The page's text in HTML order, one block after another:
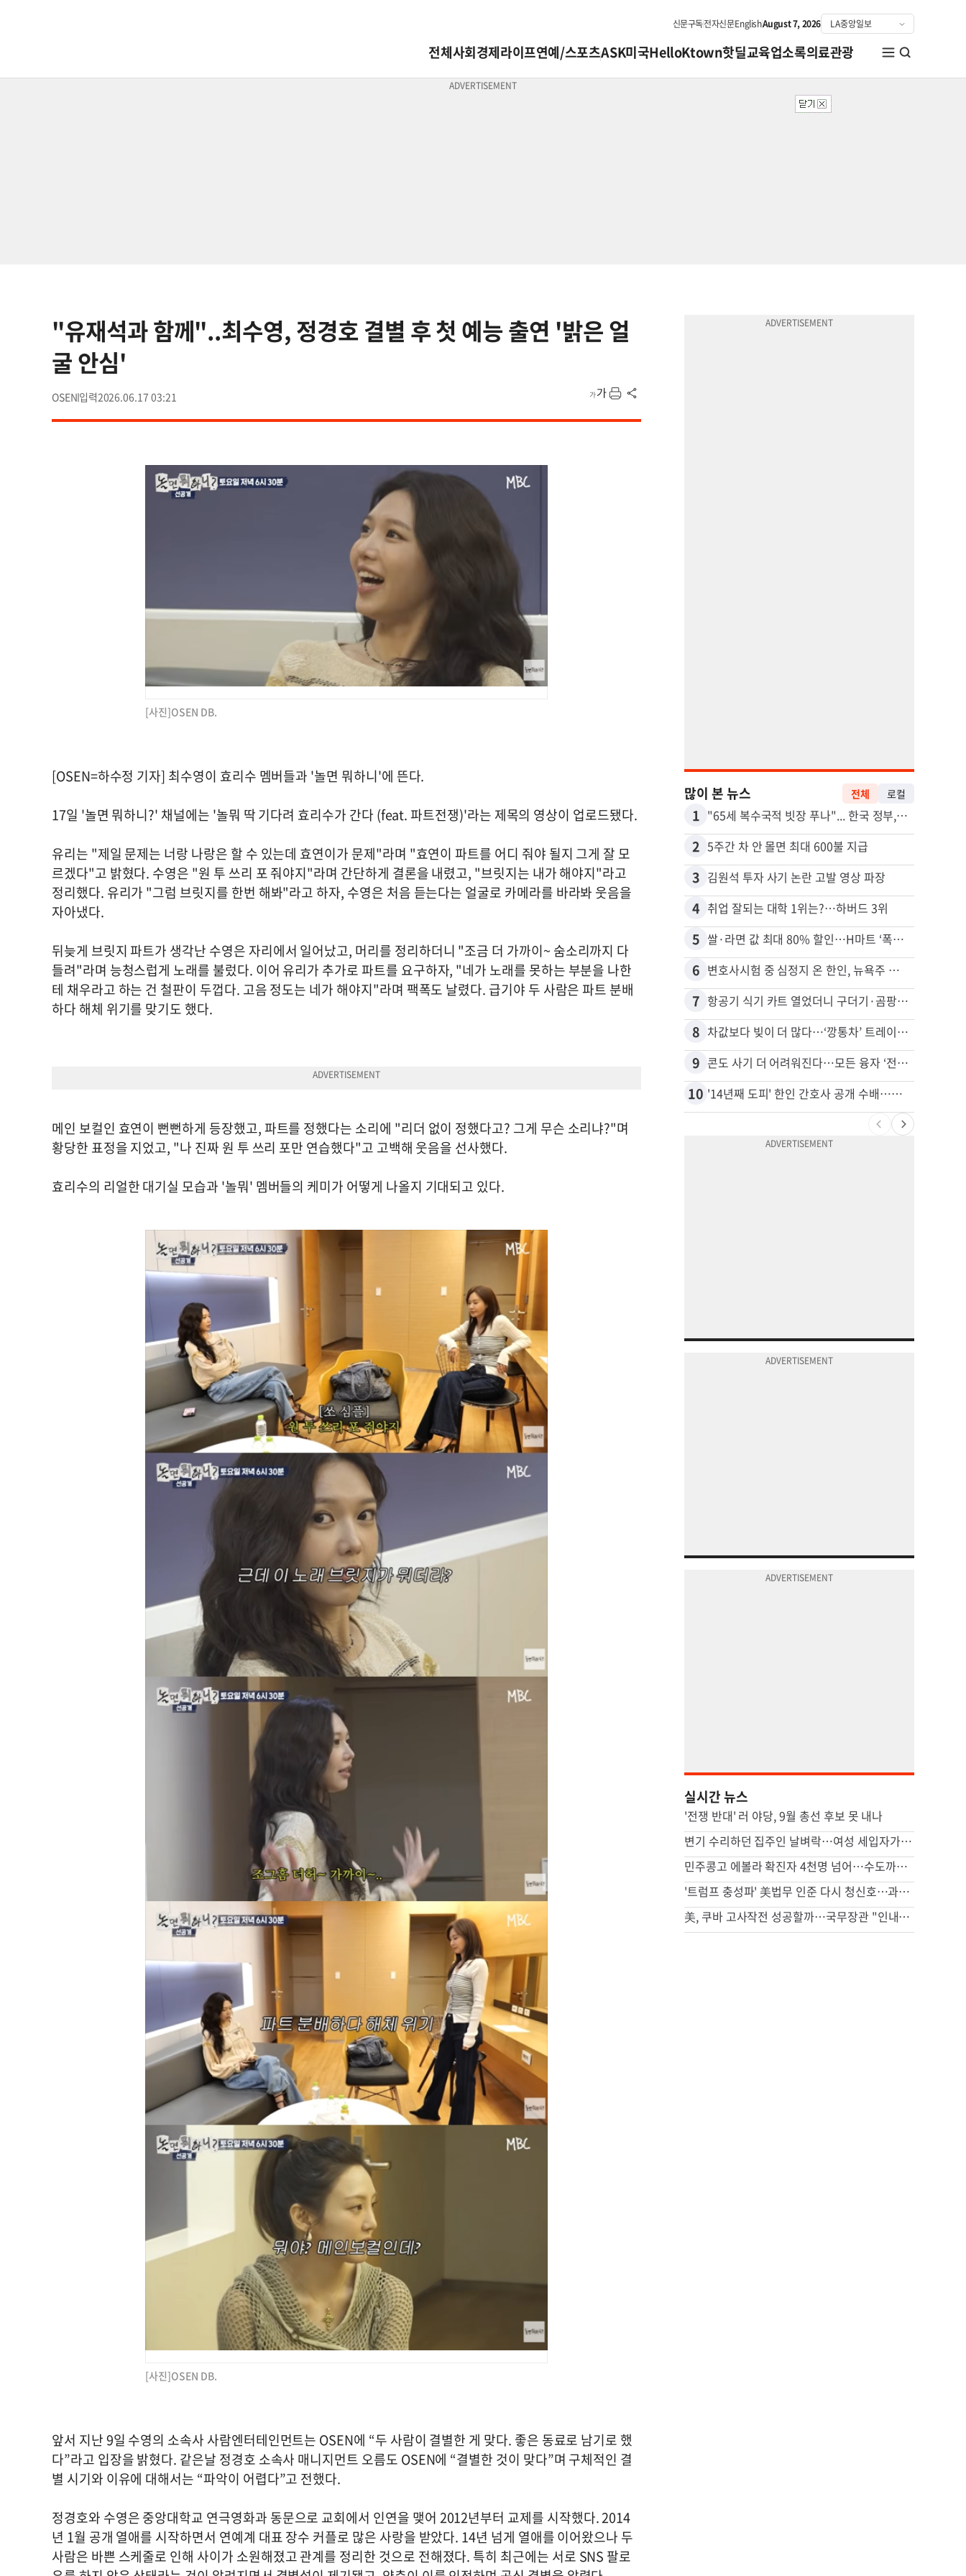
신문구독전자신문EnglishAugust 7, 2026
전체사회경제라이프연예/스포츠ASK미국HelloKtown핫딜교육업소록의료관광
"유재석과 함께"..최수영, 정경호 결별 후 첫 예능 출연 '밝은 얼
굴 안심'
OSEN 2026.06.17 03:21
[사진]OSEN DB.
[OSEN=하수정 기자] 최수영이 효리수 멤버들과 '놀면 뭐하니'에 뜬다.
17일 '놀면 뭐하니?' 채널에는 '놀뭐 딱 기다려 효리수가 간다 (feat. 파트전쟁)'라는 제목의 영상이 업로드됐다.
유리는 "제일 문제는 너랑 나랑은 할 수 있는데 효연이가 문제"라며 "효연이 파트를 어디 줘야 될지 그게 잘 모
르겠다"고 밝혔다. 수영은 "원 투 쓰리 포 줘야지"라며 간단하게 결론을 내렸고, "브릿지는 내가 해야지"라고
정리했다. 유리가 "그럼 브릿지를 한번 해봐"라고 하자, 수영은 처음 듣는다는 얼굴로 카메라를 바라봐 웃음을
자아냈다.
뒤늦게 브릿지 파트가 생각난 수영은 자리에서 일어났고, 머리를 정리하더니 "조금 더 가까이~ 숨소리까지 다
들려"라며 능청스럽게 노래를 불렀다. 이어 유리가 추가로 파트를 요구하자, "네가 노래를 못하는 부분을 나한
테 채우라고 하는 건 철판이 두껍다. 고음 정도는 네가 해야지"라며 팩폭도 날렸다. 급기야 두 사람은 파트 분배
하다 해체 위기를 맞기도 했다.
메인 보컬인 효연이 뻔뻔하게 등장했고, 파트를 정했다는 소리에 "리더 없이 정했다고? 그게 무슨 소리냐?"며
황당한 표정을 지었고, "나 진짜 원 투 쓰리 포만 연습했다"고 고백해 웃음을 선사했다.
효리수의 리얼한 대기실 모습과 '놀뭐' 멤버들의 케미가 어떻게 나올지 기대되고 있다.
[사진]OSEN DB.
앞서 지난 9일 수영의 소속사 사람엔터테인먼트는 OSEN에 “두 사람이 결별한 게 맞다. 좋은 동료로 남기로 했
다”라고 입장을 밝혔다. 같은날 정경호 소속사 매니지먼트 오름도 OSEN에 “결별한 것이 맞다”며 구체적인 결
별 시기와 이유에 대해서는 “파악이 어렵다”고 전했다.
정경호와 수영은 중앙대학교 연극영화과 동문으로 교회에서 인연을 맺어 2012년부터 교제를 시작했다. 2014
년 1월 공개 열애를 시작하면서 연예계 대표 장수 커플로 많은 사랑을 받았다. 14년 넘게 열애를 이어왔으나 두
사람은 바쁜 스케줄로 인해 사이가 소원해졌고 관계를 정리한 것으로 전해졌다. 특히 최근에는 서로 SNS 팔로
많이 본 뉴스 전체 로컬
1 "65세 복수국적 빗장 푸나"... 한국 정부, 연령 완화 전면 추진
2 5주간 차 안 몰면 최대 600불 지급
3 김원석 투자 사기 논란 고발 영상 파장
4 취업 잘되는 대학 1위는?…하버드 3위
5 쌀·라면 값 최대 80% 할인…H마트 ‘폭탄 세일’
6 변호사시험 중 심정지 온 한인, 뉴욕주 제소
7 항공기 식기 카트 열었더니 구더기·곰팡이…LAX 기내식 업체 논란
8 차값보다 빚이 더 많다…‘깡통차’ 트레이드인 급증
9 콘도 사기 더 어려워진다…모든 융자 ‘전체 심사’
10 '14년째 도피' 한인 간호사 공개 수배…메디케어 사기 유죄
실시간 뉴스
'전쟁 반대' 러 야당, 9월 총선 후보 못 내나
변기 수리하던 집주인 날벼락…여성 세입자가 흉기로 찔렀다
민주콩고 에볼라 확진자 4천명 넘어…수도까지 번질라 비상
'트럼프 충성파' 美법무 인준 다시 청신호…과반 찬성표 확보(종합)
美, 쿠바 고사작전 성공할까…국무장관 "인내와 끈기로 옥죌 것"